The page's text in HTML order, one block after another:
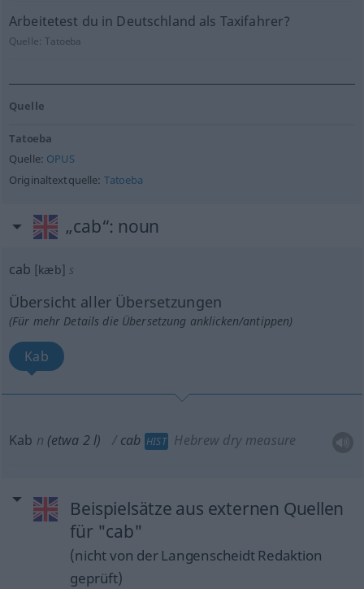
Arbeitetest du in Deutschland als Taxifahrer?
Quelle:Tatoeba
Quelle
Tatoeba
Quelle: OPUS
Originaltextquelle: Tatoeba
„cab“: noun
cab [kæb] s
Übersicht aller Übersetzungen
(Für mehr Details die Übersetzung anklicken/antippen)
Kab
Kab n (etwa 2 l) cab HIST Hebrew dry measure
Beispielsätze aus externen Quellen
für "cab"
(nicht von der Langenscheidt Redaktion
geprüft)